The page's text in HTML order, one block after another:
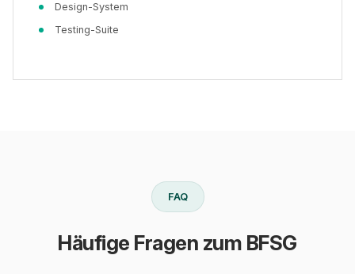
Design-System
Testing-Suite
FAQ
Häufige Fragen zum BFSG